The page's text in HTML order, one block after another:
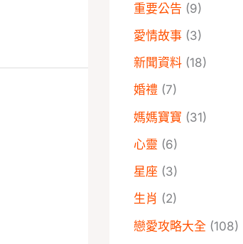
重要公告 (9)
愛情故事 (3)
新聞資料 (18)
婚禮 (7)
媽媽寶寶 (31)
心靈 (6)
星座 (3)
生肖 (2)
戀愛攻略大全 (108)